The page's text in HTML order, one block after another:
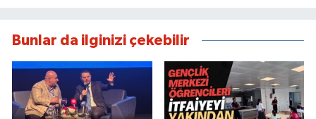
Bunlar da ilginizi çekebilir